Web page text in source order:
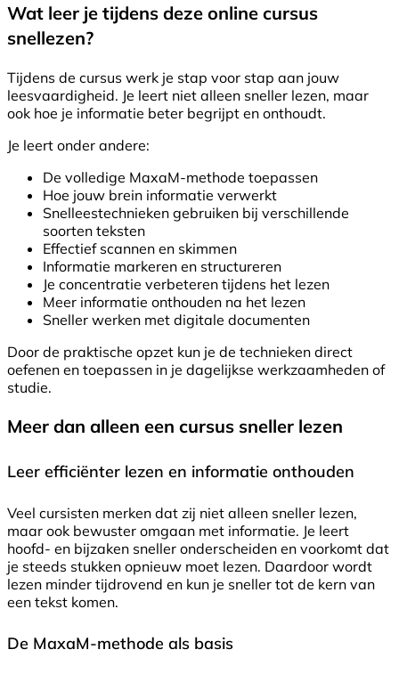
Wat leer je tijdens deze online cursus
snellezen?
Tijdens de cursus werk je stap voor stap aan jouw
leesvaardigheid. Je leert niet alleen sneller lezen, maar
ook hoe je informatie beter begrijpt en onthoudt.
Je leert onder andere:
De volledige MaxaM-methode toepassen
Hoe jouw brein informatie verwerkt
Snelleestechnieken gebruiken bij verschillende
soorten teksten
Effectief scannen en skimmen
Informatie markeren en structureren
Je concentratie verbeteren tijdens het lezen
Meer informatie onthouden na het lezen
Sneller werken met digitale documenten
Door de praktische opzet kun je de technieken direct
oefenen en toepassen in je dagelijkse werkzaamheden of
studie.
Meer dan alleen een cursus sneller lezen
Leer efficiënter lezen en informatie onthouden
Veel cursisten merken dat zij niet alleen sneller lezen,
maar ook bewuster omgaan met informatie. Je leert
hoofd- en bijzaken sneller onderscheiden en voorkomt dat
je steeds stukken opnieuw moet lezen. Daardoor wordt
lezen minder tijdrovend en kun je sneller tot de kern van
een tekst komen.
De MaxaM-methode als basis